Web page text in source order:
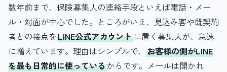
数年前まで、保険募集人の連絡手段といえば電話・メー
ル・対面が中心でした。ところがいま、見込み客や既契約
者との接点をLINE公式アカウントに置く募集人が、急速
に増えています。理由はシンプルで、
お客様の側がLINE
を最も日常的に使っているからです。メールは開かれ